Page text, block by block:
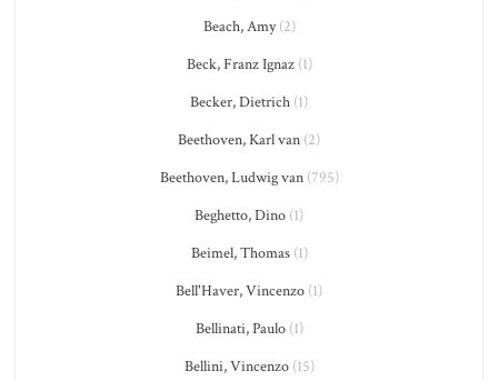
Beach, Amy(2)
Beck, Franz Ignaz(1)
Becker, Dietrich (1)
Beethoven, Karl van (2)
Beethoven, Ludwig van(795)
Beghetto, Dino (1)
Beimel, Thomas(1)
Bell'Haver, Vincenzo (1)
Bellinati, Paulo(1)
Bellini, Vincenzo(15)